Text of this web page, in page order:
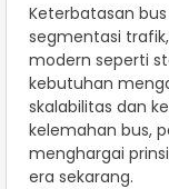
Keterbatasan
segmentasi
modern seperti
kebutuhan
skalabilitas dan
kelemahan bus,
menghargai
era sekarang.